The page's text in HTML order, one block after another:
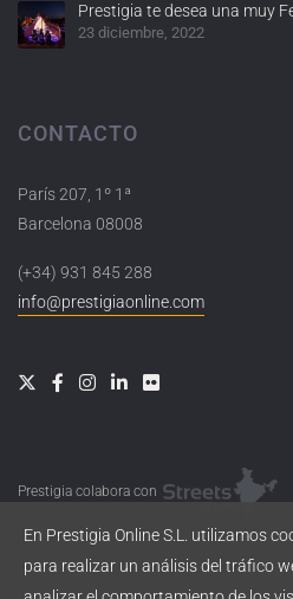
Prestigia te desea una muy
23 diciembre, 2022
CONTACTO
París 207, 1º 1ª
Barcelona 08008
(+34) 931 845 288
info@prestigiaonline.com
Prestigia colabora con
En Prestigia Online S.L. utilizamos
para realizar un análisis del tráfico